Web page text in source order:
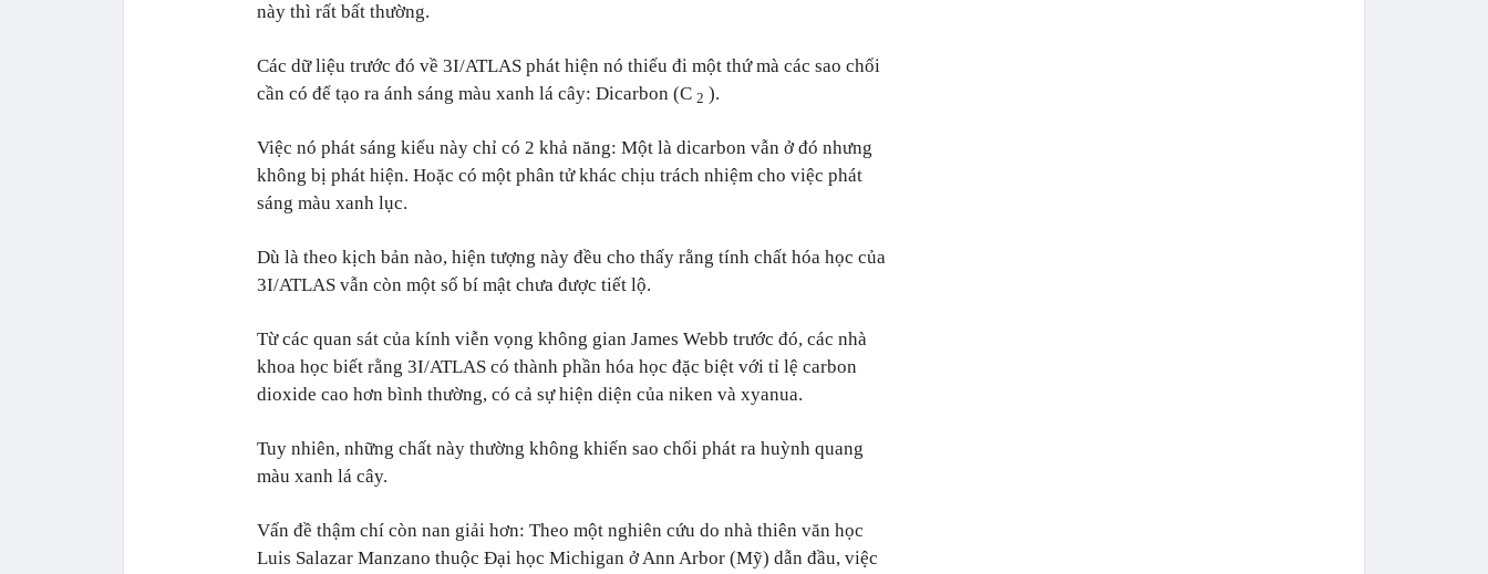
này thì rất bất thường.
Các dữ liệu trước đó về 3I/ATLAS phát hiện nó thiếu đi một thứ mà các sao chổi
cần có để tạo ra ánh sáng màu xanh lá cây: Dicarbon (C 2 ).
Việc nó phát sáng kiểu này chỉ có 2 khả năng: Một là dicarbon vẫn ở đó nhưng
không bị phát hiện. Hoặc có một phân tử khác chịu trách nhiệm cho việc phát
sáng màu xanh lục.
Dù là theo kịch bản nào, hiện tượng này đều cho thấy rằng tính chất hóa học của
3I/ATLAS vẫn còn một số bí mật chưa được tiết lộ.
Từ các quan sát của kính viễn vọng không gian James Webb trước đó, các nhà
khoa học biết rằng 3I/ATLAS có thành phần hóa học đặc biệt với tỉ lệ carbon
dioxide cao hơn bình thường, có cả sự hiện diện của niken và xyanua.
Tuy nhiên, những chất này thường không khiến sao chổi phát ra huỳnh quang
màu xanh lá cây.
Vấn đề thậm chí còn nan giải hơn: Theo một nghiên cứu do nhà thiên văn học
Luis Salazar Manzano thuộc Đại học Michigan ở Ann Arbor (Mỹ) dẫn đầu, việc